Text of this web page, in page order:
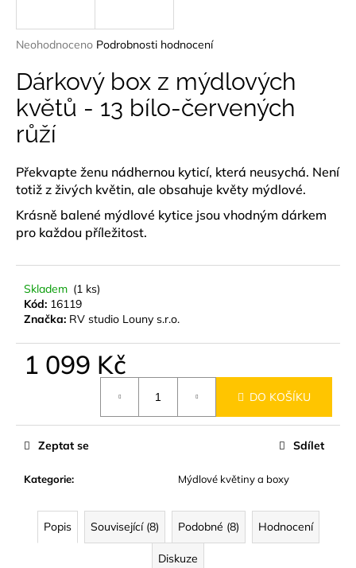
Průměrné
produktu
je
0,0
z
5
Neohodnoceno Podrobnosti hodnocení
Dárkový box z mýdlových
květů - 13 bílo-červených
růží
Překvapte ženu nádhernou kyticí, která neusychá. Není
totiž z živých květin, ale obsahuje květy mýdlové.
Krásně balené mýdlové kytice jsou vhodným dárkem
pro každou příležitost.
Skladem (1 ks)
Kód: 16119
Značka: RV studio Louny s.r.o.
1 099 Kč
DO KOŠÍKU
Kategorie: Mýdlové květiny a boxy
Zeptat se Sdílet
Popis Související (8) Podobné (8) Hodnocení
Diskuze
j
t
?
HLEDAT
o
p
o
u
m
e
PORCOVANÝ
LYMFODREN
30G